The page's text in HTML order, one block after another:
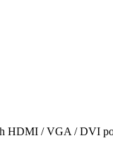
/ VGA / DVI